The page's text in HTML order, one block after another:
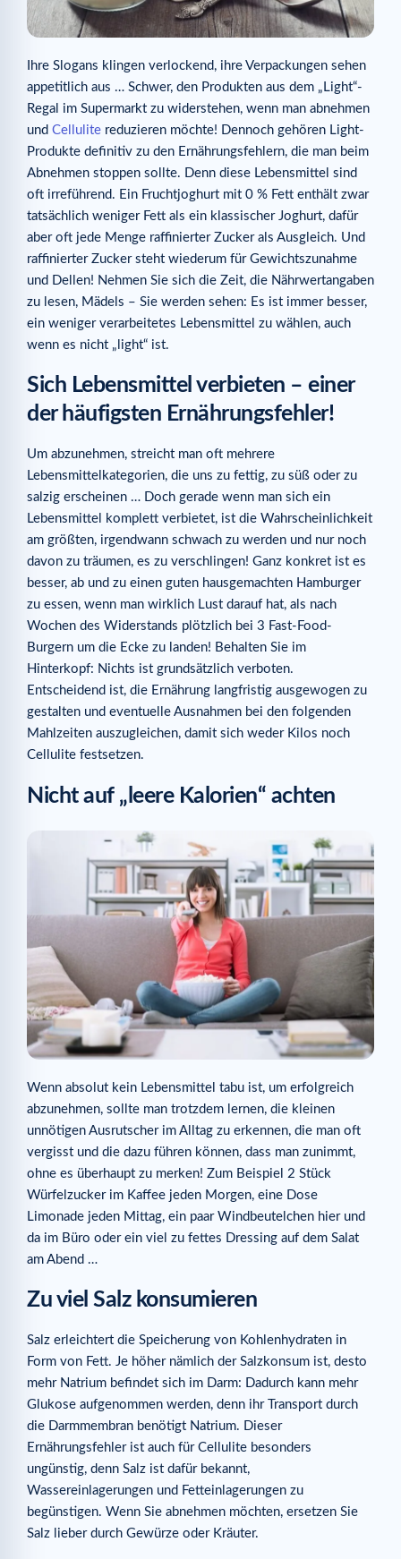
Ihre Slogans klingen verlockend, ihre Verpackungen sehen
appetitlich aus … Schwer, den Produkten aus dem „Light“-
Regal im Supermarkt zu widerstehen, wenn man abnehmen
und Cellulite reduzieren möchte! Dennoch gehören Light-
Produkte definitiv zu den Ernährungsfehlern, die man beim
Abnehmen stoppen sollte. Denn diese Lebensmittel sind
oft irreführend. Ein Fruchtjoghurt mit 0 % Fett enthält zwar
tatsächlich weniger Fett als ein klassischer Joghurt, dafür
aber oft jede Menge raffinierter Zucker als Ausgleich. Und
raffinierter Zucker steht wiederum für Gewichtszunahme
und Dellen! Nehmen Sie sich die Zeit, die Nährwertangaben
zu lesen, Mädels – Sie werden sehen: Es ist immer besser,
ein weniger verarbeitetes Lebensmittel zu wählen, auch
wenn es nicht „light“ ist.
Sich Lebensmittel verbieten – einer
der häufigsten Ernährungsfehler!
Um abzunehmen, streicht man oft mehrere
Lebensmittelkategorien, die uns zu fettig, zu süß oder zu
salzig erscheinen … Doch gerade wenn man sich ein
Lebensmittel komplett verbietet, ist die Wahrscheinlichkeit
am größten, irgendwann schwach zu werden und nur noch
davon zu träumen, es zu verschlingen! Ganz konkret ist es
besser, ab und zu einen guten hausgemachten Hamburger
zu essen, wenn man wirklich Lust darauf hat, als nach
Wochen des Widerstands plötzlich bei 3 Fast-Food-
Burgern um die Ecke zu landen! Behalten Sie im
Hinterkopf: Nichts ist grundsätzlich verboten.
Entscheidend ist, die Ernährung langfristig ausgewogen zu
gestalten und eventuelle Ausnahmen bei den folgenden
Mahlzeiten auszugleichen, damit sich weder Kilos noch
Cellulite festsetzen.
Nicht auf „leere Kalorien“ achten
Wenn absolut kein Lebensmittel tabu ist, um erfolgreich
abzunehmen, sollte man trotzdem lernen, die kleinen
unnötigen Ausrutscher im Alltag zu erkennen, die man oft
vergisst und die dazu führen können, dass man zunimmt,
ohne es überhaupt zu merken! Zum Beispiel 2 Stück
Würfelzucker im Kaffee jeden Morgen, eine Dose
Limonade jeden Mittag, ein paar Windbeutelchen hier und
da im Büro oder ein viel zu fettes Dressing auf dem Salat
am Abend …
Zu viel Salz konsumieren
Salz erleichtert die Speicherung von Kohlenhydraten in
Form von Fett. Je höher nämlich der Salzkonsum ist, desto
mehr Natrium befindet sich im Darm: Dadurch kann mehr
Glukose aufgenommen werden, denn ihr Transport durch
die Darmmembran benötigt Natrium. Dieser
Ernährungsfehler ist auch für Cellulite besonders
ungünstig, denn Salz ist dafür bekannt,
Wassereinlagerungen und Fetteinlagerungen zu
begünstigen. Wenn Sie abnehmen möchten, ersetzen Sie
Salz lieber durch Gewürze oder Kräuter.